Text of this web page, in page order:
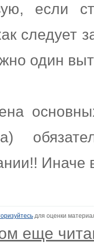
если
следует
один
Иначе
для оценки
еще